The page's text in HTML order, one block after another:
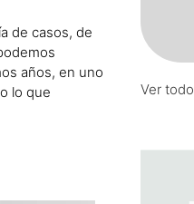
de casos, de
años, en uno
lo que
Ver todo